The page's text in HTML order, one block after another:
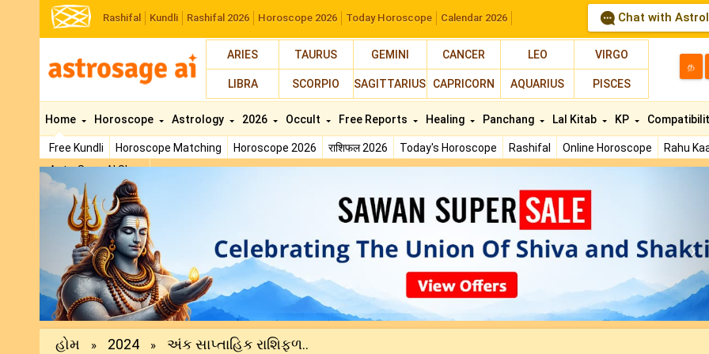
Rashifal Kundli Rashifal 2026 Horoscope 2026 Today Horoscope Calendar 2026 Chat with
ARIES TAURUS GEMINI CANCER LEO VIRGO
LIBRA SCORPIO SAGITTARIUS CAPRICORN AQUARIUS PISCES
த
Home
Free Kundli Horoscope Matching Horoscope 2026 राशिफल 2026 Today's Horoscope Rashifal Online Horoscope Rahu
AstroSage AI Shop
Horoscope Astrology 2026 Occult Free Reports Healing Panchang Lal Kitab KP
Previous
હોમ » 2024 » અંક સાપ્તાહિક રાશિફળ..